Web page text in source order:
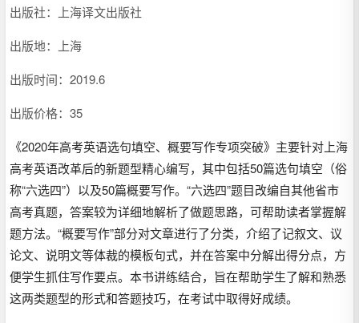
出版社：上海译文出版社
出版地：上海
出版时间：2019.6
出版价格：35
《2020年高考英语选句填空、概要写作专项突破》主要针对上海
高考英语改革后的新题型精心编写，其中包括50篇选句填空（俗
称“六选四”）以及50篇概要写作。“六选四”题目改编自其他省市
高考真题，答案较为详细地解析了做题思路，可帮助读者掌握解
题方法。“概要写作”部分对文章进行了分类，介绍了记叙文、议
论文、说明文等体裁的模板句式，并在答案中分解出得分点，方
便学生抓住写作要点。本书讲练结合，旨在帮助学生了解和熟悉
这两类题型的形式和答题技巧，在考试中取得好成绩。